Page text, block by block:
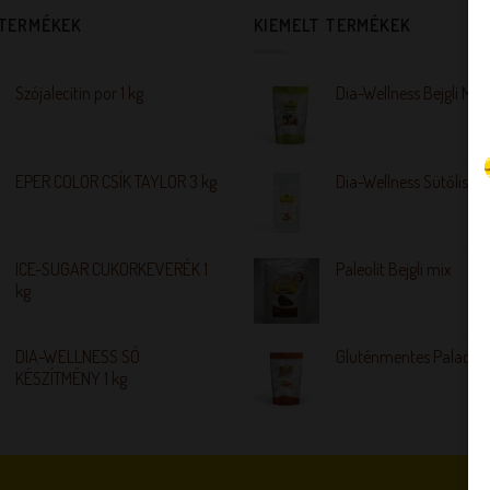
Szójalecitin por 1 kg
EPER COLOR CSÍK TAYLOR 3 kg
ICE-SUGAR CUKORKEVERÉK 1
kg
DIA-WELLNESS SÓ
KÉSZÍTMÉNY 1 kg
KIEMELT TERMÉKEK
Dia-Wellness Bejgli Mix
Dia-Wellness Sütőliszt
Paleolit Bejgli mix
Gluténmentes